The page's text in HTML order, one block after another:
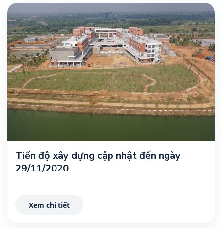
Tiến độ xây dựng cập nhật đến ngày
29/11/2020
Xem chi tiết